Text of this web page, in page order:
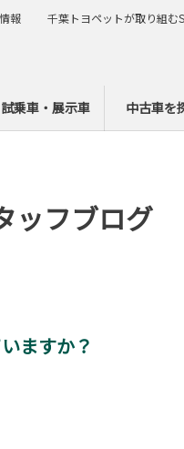
試乗車・展示車 中古車を
報 千葉トヨペットが取り組む
ッフブログ
ますか？